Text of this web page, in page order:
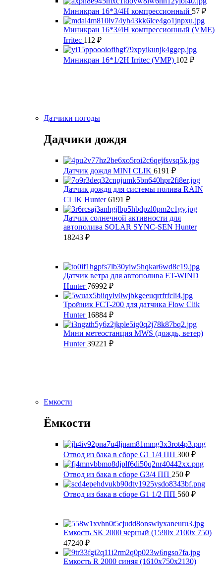
Миникран 16*3/4Н компрессионный 57 ₽
Миникран 16*3/4Н компрессионный (VMЕ)
Irritec 112 ₽
Миникран 16*1/2Н Irritec (VMP) 102 ₽
Датчики погоды
Дадчики дождя
Датчик дождя MINI CLIK 6191 ₽
Датчик дождя для системы полива RAIN
CLIK Hunter6191 ₽
Датчик солнечной активности для
автополива SOLAR SYNC-SEN Hunter
18243 ₽
Датчик ветра для автополива ET-WIND
Hunter 76992 ₽
Тройник FCT-200 для датчика Flow Clik
Hunter 16884 ₽
Мини метеостанция MWS (дождь, ветер)
Hunter39221 ₽
Емкости
Ёмкости
Отвод из бака в сборе G1 1/4 ПП 300 ₽
Отвод из бака в сборе G3/4 ПП 250 ₽
Отвод из бака в сборе G1 1/2 ПП 560 ₽
Емкость SK 2000 черный (1590х 2100х 750)
47240 ₽
Емкость R 2000 синяя (1610x750x2130)